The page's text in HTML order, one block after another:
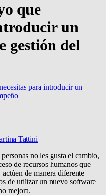
que
un
gestión del
para introducir un
Tattini
no les gusta el cambio,
de recursos humanos que
de manera diferente
de utilizar un nuevo software
mejora.